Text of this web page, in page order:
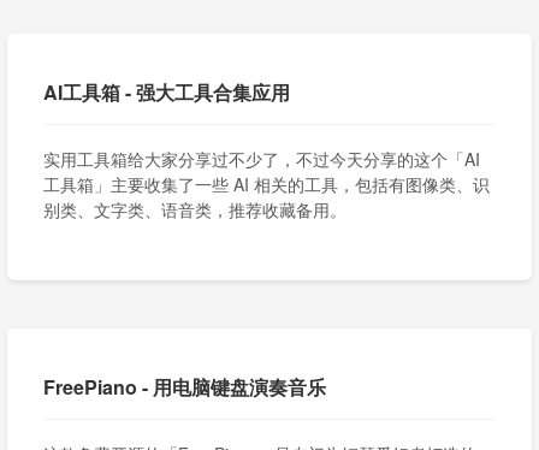
AI工具箱 - 强大工具合集应用
实用工具箱给大家分享过不少了，不过今天分享的这个「AI
工具箱」主要收集了一些 AI 相关的工具，包括有图像类、识
别类、文字类、语音类，推荐收藏备用。
FreePiano - 用电脑键盘演奏音乐